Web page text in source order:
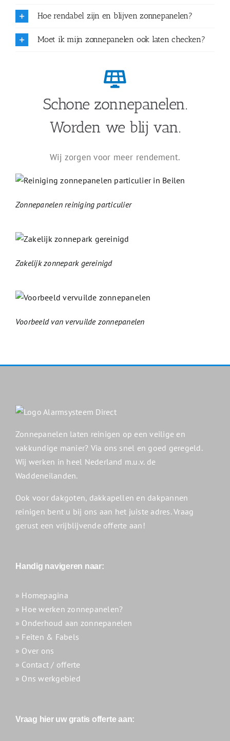
Hoe rendabel zijn en blijven zonnepanelen?
Moet ik mijn zonnepanelen ook laten checken?
Schone zonnepanelen.
Worden we blij van.
Wij zorgen voor meer rendement.
Zonnepanelen reiniging particulier
Zakelijk zonnepark gereinigd
Voorbeeld van vervuilde zonnepanelen
Zonnepanelen laten reinigen op een veilige en
vakkundige manier? Via ons snel en goed geregeld.
Wij werken in heel Nederland m.u.v. de
Waddeneilanden.
Ook voor dakgoten, dakkapellen en dakpannen
reinigen bent u bij ons aan het juiste adres. Vraag
gerust een vrijblijvende offerte aan!
Handig navigeren naar:
» Homepagina
» Hoe werken zonnepanelen?
» Onderhoud aan zonnepanelen
» Feiten & Fabels
» Over ons
» Contact / offerte
» Ons werkgebied
Vraag hier uw gratis offerte aan: